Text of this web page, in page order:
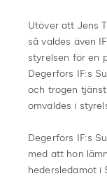
Utöver att Jens
så valdes även
styrelsen för en
Degerfors IF:s
och trogen
omvaldes i
Degerfors IF:s
med att hon
hedersledamot i